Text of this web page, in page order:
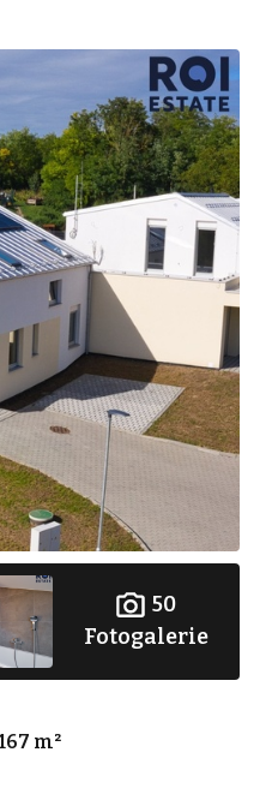
50
Fotogalerie
m²